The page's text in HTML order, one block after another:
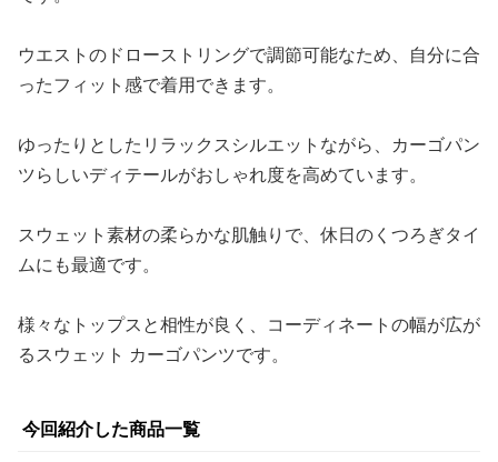
ウエストのドローストリングで調節可能なため、自分に合
ったフィット感で着用できます。
ゆったりとしたリラックスシルエットながら、カーゴパン
ツらしいディテールがおしゃれ度を高めています。
スウェット素材の柔らかな肌触りで、休日のくつろぎタイ
ムにも最適です。
様々なトップスと相性が良く、コーディネートの幅が広が
るスウェット カーゴパンツです。
今回紹介した商品一覧